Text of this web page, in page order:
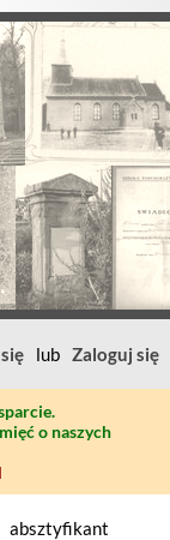
lub Zaloguj się
o naszych
absztyfikant